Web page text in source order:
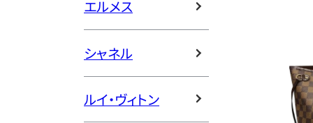
エルメス
シャネル
ルイ・ヴィトン